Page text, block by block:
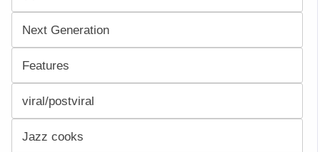
Next Generation
Features
viral/postviral
Jazz cooks